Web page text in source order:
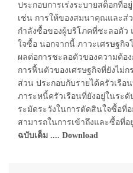
ประกอบการเร่งระบายสต็อกที่
เช่น การให้ของสมนาคุณและส่
กำลังซื้อของผู้บริโภคที่ชะลอตัว
ใจซื้อ นอกจากนี้ ภาวะเศรษฐกิ
ผลต่อการชะลอตัวของความต้อ
การฟื้นตัวของเศรษฐกิจที่ยังไม่
ส่วน ประกอบกับรายได้ครัวเรือ
ภาระหนี้ครัวเรือนที่ยังอยู่ในระ
ระมัดระวังในการตัดสินใจซื้อที่
สามารถในการเข้าถึงและซื้อที่
ฉบับเต็ม .... Download